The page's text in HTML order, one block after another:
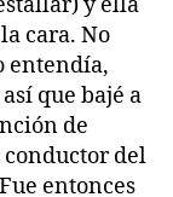
cara. No
entendía,
que bajé a
de
conductor del
entonces